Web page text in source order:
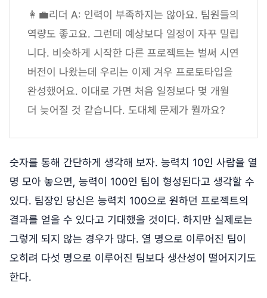
👩‍💼리더 A: 인력이 부족하지는 않아요. 팀원들의
역량도 좋고요. 그런데 예상보다 일정이 자꾸 밀립
니다. 비슷하게 시작한 다른 프로젝트는 벌써 시연
버전이 나왔는데 우리는 이제 겨우 프로토타입을
완성했어요. 이대로 가면 처음 일정보다 몇 개월
더 늦어질 것 같습니다. 도대체 문제가 뭘까요?
숫자를 통해 간단하게 생각해 보자. 능력치 10인 사람을 열
명 모아 놓으면, 능력이 100인 팀이 형성된다고 생각할 수
있다. 팀장인 당신은 능력치 100으로 원하던 프로젝트의
결과를 얻을 수 있다고 기대했을 것이다. 하지만 실제로는
그렇게 되지 않는 경우가 많다. 열 명으로 이루어진 팀이
오히려 다섯 명으로 이루어진 팀보다 생산성이 떨어지기도
한다.